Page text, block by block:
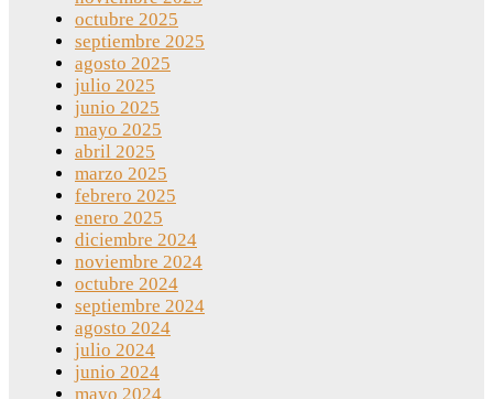
octubre 2025
septiembre 2025
agosto 2025
julio 2025
junio 2025
mayo 2025
abril 2025
marzo 2025
febrero 2025
enero 2025
diciembre 2024
noviembre 2024
octubre 2024
septiembre 2024
agosto 2024
julio 2024
junio 2024
mayo 2024